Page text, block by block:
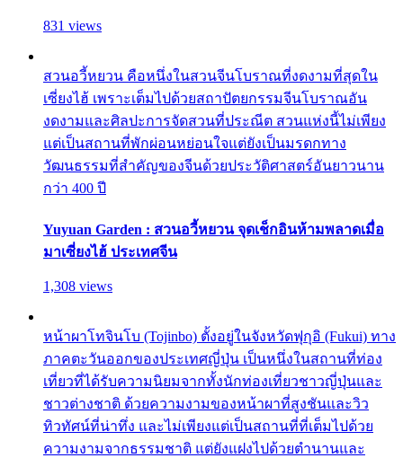
831 views
สวนอวี้หยวน คือหนึ่งในสวนจีนโบราณที่งดงามที่สุดใน
เซี่ยงไฮ้ เพราะเต็มไปด้วยสถาปัตยกรรมจีนโบราณอัน
งดงามและศิลปะการจัดสวนที่ประณีต สวนแห่งนี้ไม่เพียง
แต่เป็นสถานที่พักผ่อนหย่อนใจแต่ยังเป็นมรดกทาง
วัฒนธรรมที่สำคัญของจีนด้วยประวัติศาสตร์อันยาวนาน
กว่า 400 ปี
Yuyuan Garden : สวนอวี้หยวน จุดเช็กอินห้ามพลาดเมื่อ
มาเซี่ยงไฮ้ ประเทศจีน
1,308 views
หน้าผาโทจินโบ (Tojinbo) ตั้งอยู่ในจังหวัดฟุกุอิ (Fukui) ทาง
ภาคตะวันออกของประเทศญี่ปุ่น เป็นหนึ่งในสถานที่ท่อง
เที่ยวที่ได้รับความนิยมจากทั้งนักท่องเที่ยวชาวญี่ปุ่นและ
ชาวต่างชาติ ด้วยความงามของหน้าผาที่สูงชันและวิว
ทิวทัศน์ที่น่าทึ่ง และไม่เพียงแต่เป็นสถานที่ที่เต็มไปด้วย
ความงามจากธรรมชาติ แต่ยังแฝงไปด้วยตำนานและ